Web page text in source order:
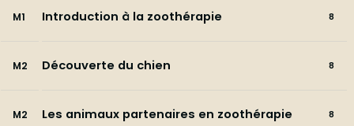
M1 Introduction à la zoothérapie 8
M2 Découverte du chien 8
M2 Les animaux partenaires en zoothérapie 8